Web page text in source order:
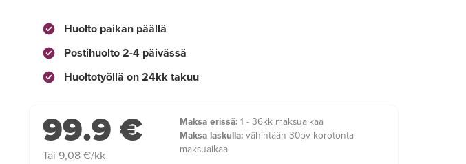
Huolto paikan päällä
Postihuolto 2-4 päivässä
Huoltotyöllä on 24kk takuu
99.9 €
Tai 9,08 €/kk
Maksa erissä:1 - 36kk maksuaikaa
Maksa laskulla:vähintään 30pv korotonta
maksuaikaa